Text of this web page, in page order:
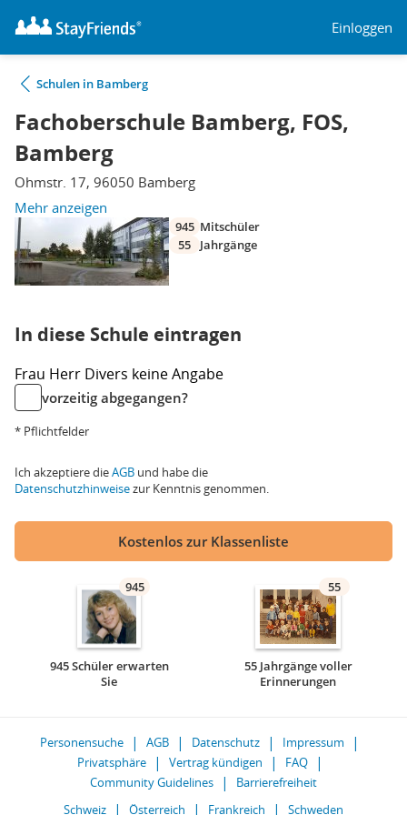
Einloggen
Schulen in Bamberg
Fachoberschule Bamberg, FOS,
Bamberg
Ohmstr. 17, 96050 Bamberg
Mehr anzeigen
945 Mitschüler
55
Jahrgänge
In diese Schule eintragen
Frau Herr Divers keine Angabe
vorzeitig abgegangen?
* Pflichtfelder
Ich akzeptiere dieAGB und habe die
Datenschutzhinweisezur Kenntnis genommen.
Kostenlos zur Klassenliste
945
945 Schüler erwarten
Sie
55
55 Jahrgänge voller
Erinnerungen
Personensuche AGB Datenschutz
Impressum
Privatsphäre
Vertrag kündigen
FAQ
Community Guidelines
Barrierefreiheit
Schweiz
Österreich Frankreich Schweden